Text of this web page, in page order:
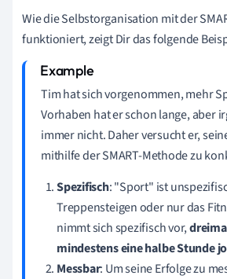
Wie die Selbstorganisation mit der
funktioniert, zeigt Dir das folgende
Tim hat sich vorgenommen, mehr
Vorhaben hat er schon lange, aber
immer nicht. Daher versucht er,
mithilfe der SMART-Methode zu
Spezifisch: "Sport" ist
Treppensteigen oder nur das
nimmt sich spezifisch vor,
mindestens eine halbe Stunde
Messbar: Um seine Erfolge zu